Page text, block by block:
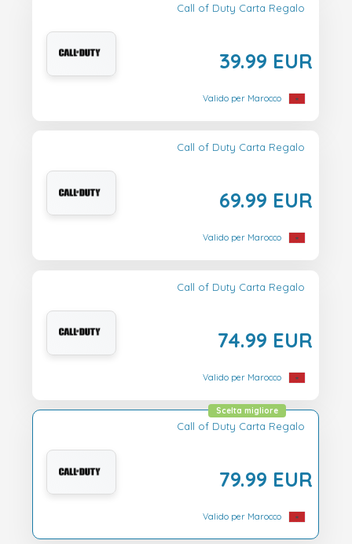
Call of Duty Carta Regalo
39.99 EUR
Valido per Marocco
Call of Duty Carta Regalo
69.99 EUR
Valido per Marocco
Call of Duty Carta Regalo
74.99 EUR
Valido per Marocco
Call of Duty Carta Regalo
79.99 EUR
Scelta migliore
Valido per Marocco